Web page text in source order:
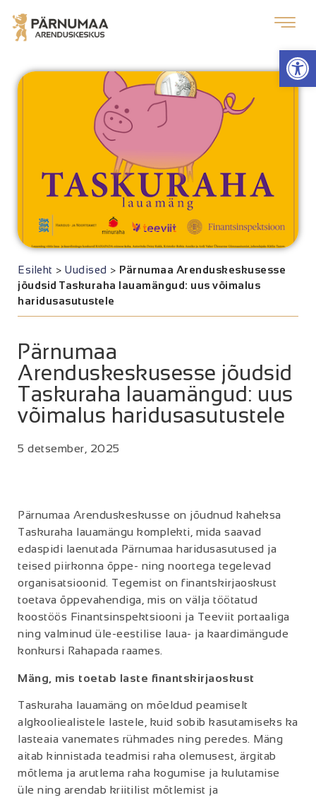
Esileht > Uudised > Pärnumaa Arenduskeskusesse
jõudsid Taskuraha lauamängud: uus võimalus
haridusasutustele
Pärnumaa
Arenduskeskusesse jõudsid
Taskuraha lauamängud: uus
võimalus haridusasutustele
5 detsember, 2025
Pärnumaa Arenduskeskusse on jõudnud kaheksa
Taskuraha lauamängu komplekti, mida saavad
edaspidi laenutada Pärnumaa haridusasutused ja
teised piirkonna õppe- ning noortega tegelevad
organisatsioonid. Tegemist on finantskirjaoskust
toetava õppevahendiga, mis on välja töötatud
koostöös Finantsinspektsiooni ja Teeviit portaaliga
ning valminud üle-eestilise laua- ja kaardimängude
konkursi Rahapada raames.
Mäng, mis toetab laste finantskirjaoskust
Taskuraha lauamäng on mõeldud peamiselt
algkooliealistele lastele, kuid sobib kasutamiseks ka
lasteaia vanemates rühmades ning peredes. Mäng
aitab kinnistada teadmisi raha olemusest, ärgitab
mõtlema ja arutlema raha kogumise ja kulutamise
üle ning arendab kriitilist mõtlemist ja